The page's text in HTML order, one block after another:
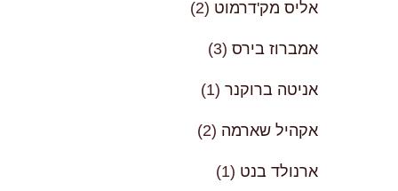
אליס מק'דרמוט (2)
אמברוז בירס (3)
אניטה ברוקנר (1)
אקהיל שארמה (2)
ארנולד בנט (1)